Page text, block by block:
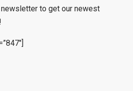
to get our newest